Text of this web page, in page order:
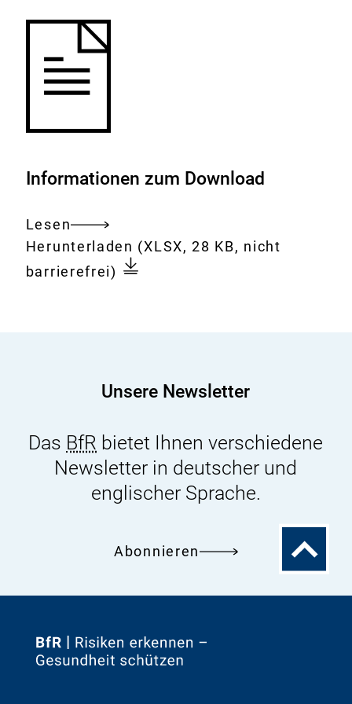
Informationen zum Download
Lesen
Gesamtes
Dokument
Download:
Herunterladen Zuordnung
pflanzlicher
(XLSX, 28 KB, nicht
barrierefrei)
Unsere Newsletter
Das BfR bietet Ihnen verschiedene
Newsletter in deutscher und
englischer Sprache.
Abonnieren
Zum
Zur